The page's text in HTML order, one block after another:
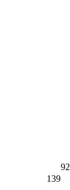
92
139